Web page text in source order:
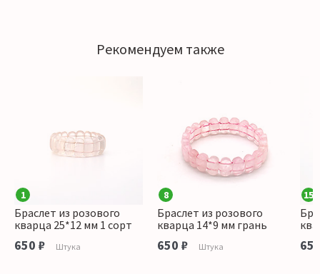
Рекомендуем также
1
Браслет из розового
кварца 25*12 мм 1 сорт
650 ₽ Штука
8
Браслет из розового
кварца 14*9 мм грань
650 ₽ Штука
15